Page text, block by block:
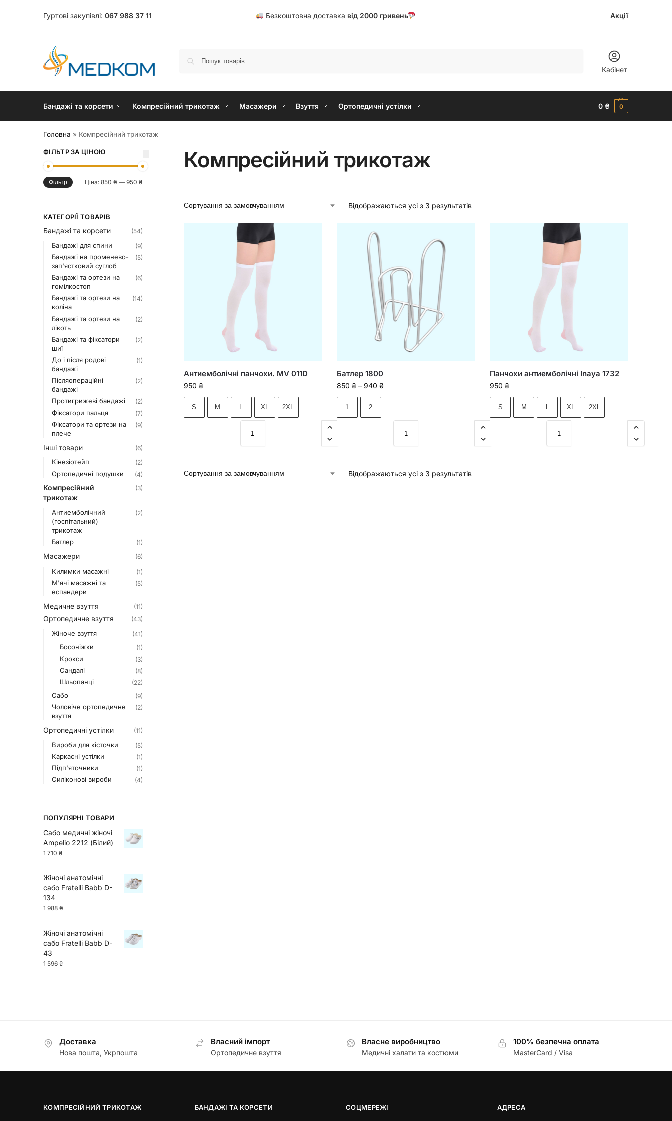
Гуртові закупівлі: 067 988 37 11 Безкоштовна доставка від 2000 гривень Акції
Кабінет
Бандажі та корсети Компресійний трикотаж Масажери Взуття Ортопедичні устілки 0 ₴ 0
Головна » Компресійний трикотаж
Компресійний трикотаж
Відображаються усі з 3 результатів
Антиемболічні панчохи. MV 011D
950 ₴
S M L XL 2XL
Батлер 1800
850 ₴ – 940 ₴
1 2
Панчохи антиемболічні Inaya 1732
950₴
S M L XL 2XL
Відображаються усі з 3 результатів
ФІЛЬТР ЗА ЦІНОЮ
Фільтр Ціна: 850 ₴ — 950 ₴
КАТЕГОРІЇ ТОВАРІВ
Бандажі та корсети (54)
Бандажі для спини (9)
Бандажі на променево-
зап'ястковий суглоб
(5)
Бандажі та ортези на
гомілкостоп
(6)
Бандажі та ортези на
коліна
(14)
Бандажі та ортези на
лікоть
(2)
Бандажі та фіксатори
шиї
(2)
До і після родові
бандажі
(1)
Післяопераційні
бандажі
(2)
Протигрижеві бандажі (2)
Фіксатори пальця (7)
Фіксатори та ортези на
плече
(9)
Інші товари (6)
Кінезіотейп (2)
Ортопедичні подушки (4)
Компресійний
трикотаж
(3)
Антиемболічний
(госпітальний)
трикотаж
(2)
Батлер (1)
Масажери (6)
Килимки масажні (1)
М'ячі масажні та
еспандери
(5)
Медичне взуття (11)
Ортопедичне взуття (43)
Жіноче взуття (41)
Босоніжки (1)
Крокси (3)
Сандалі (8)
Шльопанці (22)
Сабо (9)
Чоловіче ортопедичне
взуття
(2)
Ортопедичні устілки (11)
Вироби для кісточки (5)
Каркасні устілки (1)
Підп'яточники (1)
Силіконові вироби (4)
ПОПУЛЯРНІ ТОВАРИ
Сабо медичні жіночі
Ampelio 2212 (Білий)
1 710 ₴
Жіночі анатомічні
сабо Fratelli Babb D-
134
1 988 ₴
Жіночі анатомічні
сабо Fratelli Babb D-
43
1 596 ₴
Доставка
Нова пошта, Укрпошта
Власний імпорт
Ортопедичне взуття
Власне виробництво
Медичні халати та костюми
100% безпечна оплата
MasterCard / Visa
КОМПРЕСІЙНИЙ ТРИКОТАЖ БАНДАЖІ ТА КОРСЕТИ СОЦМЕРЕЖІ АДРЕСА